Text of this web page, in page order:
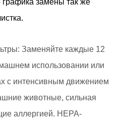
замены так же
Заменяйте каждые 12
использовании или
с интенсивным движением
животные, сильная
аллергией. HEPA-